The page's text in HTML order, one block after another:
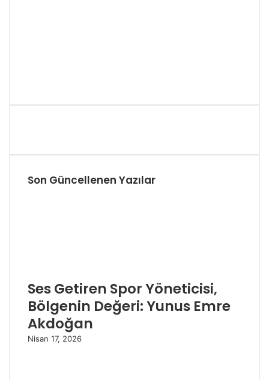
Son Güncellenen Yazılar
Ses Getiren Spor Yöneticisi,
Bölgenin Değeri: Yunus Emre
Akdoğan
Nisan 17, 2026